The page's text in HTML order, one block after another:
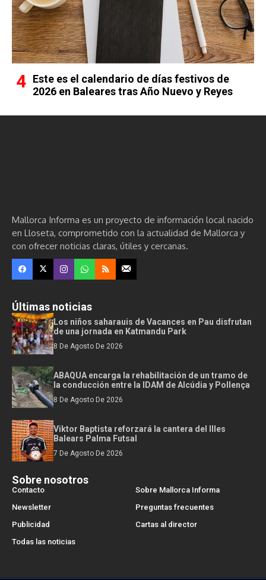
Este es el calendario de días festivos de
2026 en Baleares tras Año Nuevo y Reyes
Mallorca Informa es un proyecto de información local nacido
en Lloseta, comprometido con la actualidad de Mallorca y
con ofrecer noticias claras, útiles y cercanas.
Últimas noticias
Los niños saharauis de Vacances en Pau disfrutan
de una jornada en Katmandu Park
8 De Agosto De 2026
ABAQUA encarga la rehabilitación de un tramo de
la conducción entre la IDAM de Alcúdia y Pollença
8 De Agosto De 2026
Viktor Baptista reforzará la cantera del Illes
Balears Palma Futsal
7 De Agosto De 2026
Sobre nosotros
Contacto
Sobre Mallorca Informa
Newsletter
Preguntas frecuentes
Publicidad
Cartas al director
Todas las noticias